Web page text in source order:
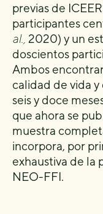
previas de
participantes
al., 2020) y un
doscientos
Ambos
calidad de vida
seis y doce
que ahora se
muestra
incorpora, por
exhaustiva de la
NEO-FFI.